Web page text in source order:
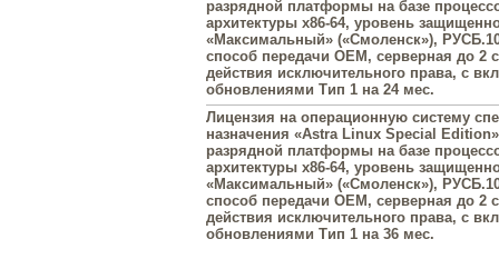
разрядной платформы на базе
архитектуры х86-64, уровень
«Максимальный» («Смоленск»),
способ передачи OEM, серверная до 2
действия исключительного права, с
обновлениями Тип 1 на 24 мес.
Лицензия на операционную систему
назначения «Astra Linux Special
разрядной платформы на базе
архитектуры х86-64, уровень
«Максимальный» («Смоленск»),
способ передачи OEM, серверная до 2
действия исключительного права, с
обновлениями Тип 1 на 36 мес.